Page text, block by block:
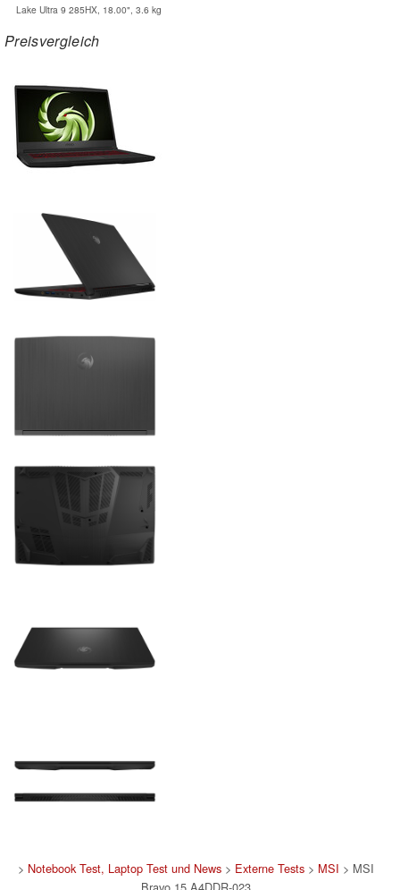
Lake Ultra 9 285HX, 18.00", 3.6 kg
Preisvergleich
> Notebook Test, Laptop Test und News> Externe Tests> MSI > MSI
Bravo 15 A4DDR-023